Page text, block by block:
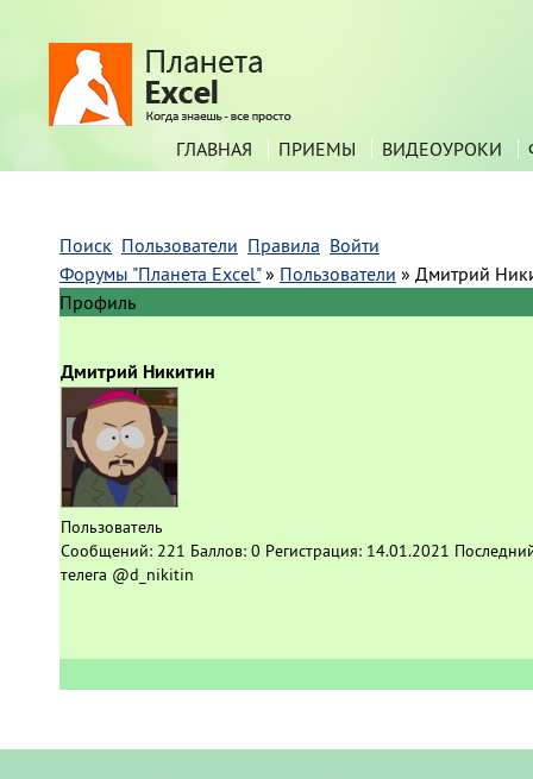
ГЛАВНАЯ ПРИЕМЫ ВИДЕОУРОКИ
Поиск Пользователи Правила Войти
Форумы "Планета Excel" » Пользователи » Дмитрий
Профиль
Дмитрий Никитин
Пользователь
Сообщений: 221 Баллов: 0 Регистрация: 14.01.2021
телега @d_nikitin